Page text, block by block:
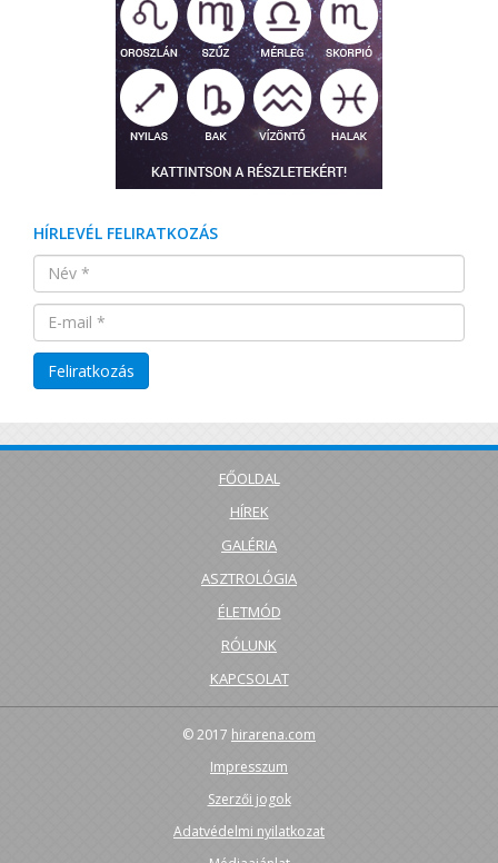
HÍRLEVÉL FELIRATKOZÁS
FŐOLDAL
HÍREK
GALÉRIA
ASZTROLÓGIA
ÉLETMÓD
RÓLUNK
KAPCSOLAT
© 2017 hirarena.com
Impresszum
Szerzői jogok
Adatvédelmi nyilatkozat